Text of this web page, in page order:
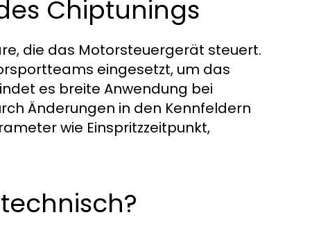
Chiptunings
die das Motorsteuergerät steuert.
eingesetzt, um das
es breite Anwendung bei
Änderungen in den Kennfeldern
wie Einspritzzeitpunkt,